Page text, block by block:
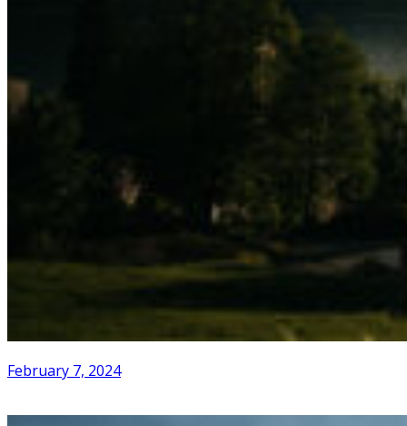
February 7, 2024